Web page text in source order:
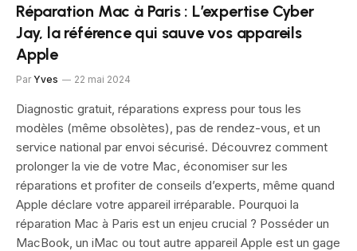
Réparation Mac à Paris : L’expertise Cyber
Jay, la référence qui sauve vos appareils
Apple
Par Yves 22 mai 2024
Diagnostic gratuit, réparations express pour tous les
modèles (même obsolètes), pas de rendez-vous, et un
service national par envoi sécurisé. Découvrez comment
prolonger la vie de votre Mac, économiser sur les
réparations et profiter de conseils d’experts, même quand
Apple déclare votre appareil irréparable. Pourquoi la
réparation Mac à Paris est un enjeu crucial ? Posséder un
MacBook, un iMac ou tout autre appareil Apple est un gage